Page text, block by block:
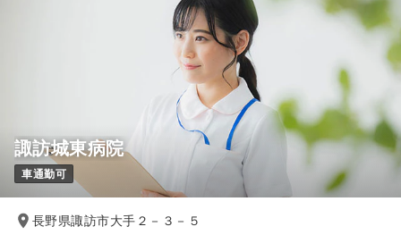
諏訪城東病院
車通勤可
長野県諏訪市大手２－３－５